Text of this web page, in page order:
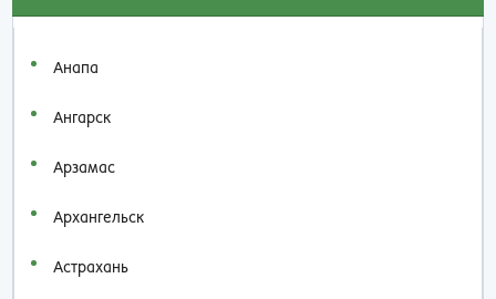
Анапа
Ангарск
Арзамас
Архангельск
Астрахань